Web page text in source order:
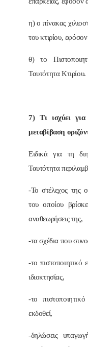
η) ο πίνακας
του κτιρίου,
θ) το
Ταυτότητα Κτιρίου.
7) Τι ισχύει για
μεταβίβαση
Ειδικά για τη
Ταυτότητα
-Το στέλεχος της
του οποίου
αναθεωρήσεις της,
-τα σχέδια που
-το πιστοποιητικό
ιδιοκτησίας,
-το
εκδοθεί,
-δηλώσεις